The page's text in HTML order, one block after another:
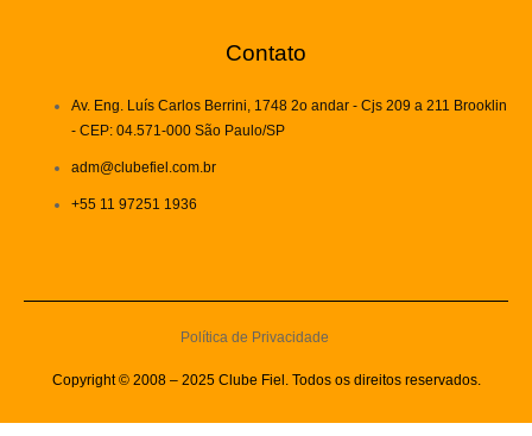
Contato
Av. Eng. Luís Carlos Berrini, 1748 2o andar - Cjs 209 a 211 Brooklin
- CEP: 04.571-000 São Paulo/SP
adm@clubefiel.com.br
+55 11 97251 1936
Copyright © 2008 – 2025 Clube Fiel. Todos os direitos reservados.
Política de Privacidade